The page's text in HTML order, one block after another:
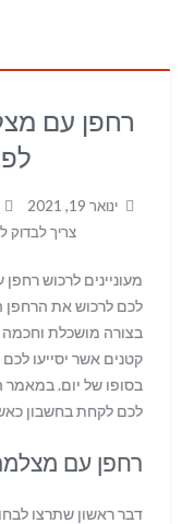
רחפן עם
ינואר 19, 2021
צריך לבדוק
מעוניינים לרכוש
לכם לרכוש את הרחפן
בצורה מושכלת
קטנים אשר יסייעו
בסופו של יום. במאמר
לכם לקחת בחשבון
רחפן עם
דבר ראשון שתרצו